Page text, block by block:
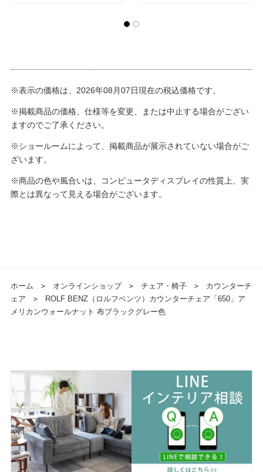
※表示の価格は、2026年08月07日現在の税込価格です。
※掲載商品の価格、仕様等を変更、または中止する場合がござい
ますのでご了承ください。
※ショールームによって、掲載商品が展示されていない場合がご
ざいます。
※商品の色や風合いは、コンピュータディスプレイの性質上、実
際とは異なって見える場合がございます。
ホーム ＞ オンラインショップ ＞ チェア・椅子 ＞
カウンターチ
ェア
＞
ROLF BENZ（ロルフベンツ）カウンターチェア「650」ア
メリカンウォールナット 布ブラックグレー色